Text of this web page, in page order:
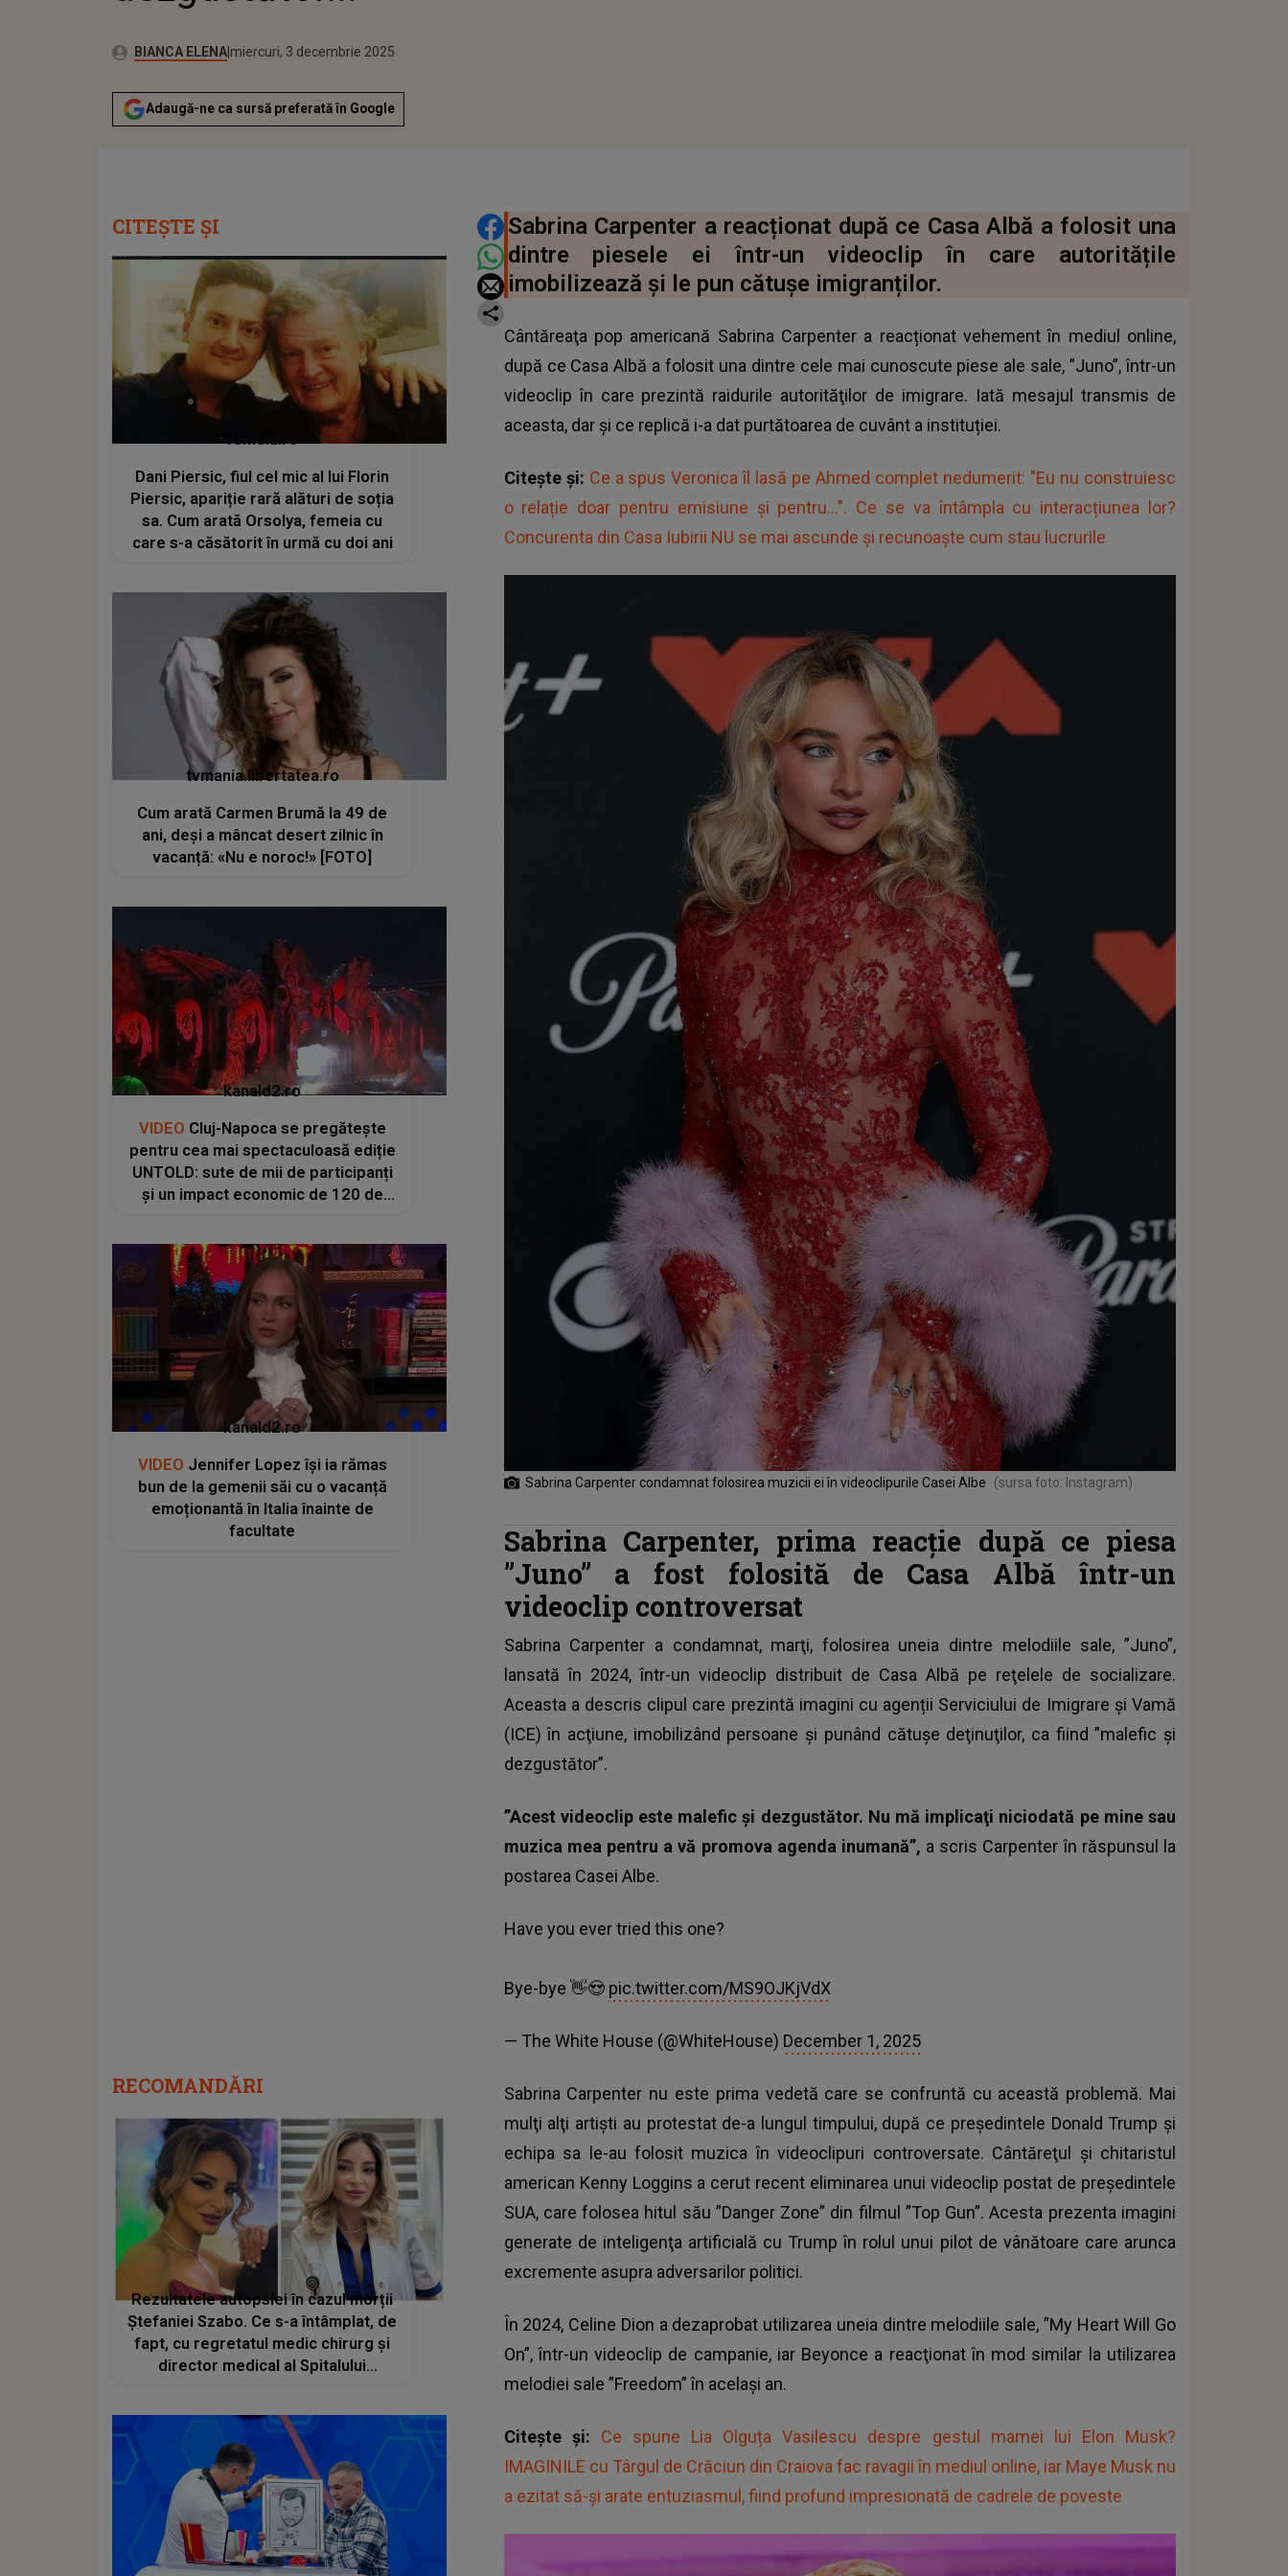
Autor:BIANCA ELENAPublicat:
miercuri, 3 decembrie 2025
Actualizat:
miercuri, 3 decembrie 2025
Adaugă-ne ca sursă preferată în Google
DISTRIBUIE ARTICOLUL
Sabrina Carpenter a reacționat după ce Casa Albă a folosit una
dintre piesele ei într-un videoclip în care autoritățile
imobilizează și le pun cătușe imigranților.
Cântăreaţa pop americană Sabrina Carpenter a reacționat vehement în mediul online,
după ce Casa Albă a folosit una dintre cele mai cunoscute piese ale sale, ”Juno”, într-un
videoclip în care prezintă raidurile autorităţilor de imigrare. Iată mesajul transmis de
aceasta, dar și ce replică i-a dat purtătoarea de cuvânt a instituției.
Citește și: Ce a spus Veronica îl lasă pe Ahmed complet nedumerit: "Eu nu construiesc
o relație doar pentru emisiune și pentru...". Ce se va întâmpla cu interacțiunea lor?
Concurenta din Casa Iubirii NU se mai ascunde și recunoaște cum stau lucrurile
Sabrina Carpenter condamnat folosirea muzicii ei în videoclipurile Casei Albe (sursa foto: Instagram)
Sabrina Carpenter, prima reacție după ce piesa
”Juno” a fost folosită de Casa Albă într-un
videoclip controversat
Sabrina Carpenter a condamnat, marţi, folosirea uneia dintre melodiile sale, ”Juno”,
lansată în 2024, într-un videoclip distribuit de Casa Albă pe reţelele de socializare.
Aceasta a descris clipul care prezintă imagini cu agenții Serviciului de Imigrare şi Vamă
(ICE) în acţiune, imobilizând persoane şi punând cătuşe deţinuţilor, ca fiind ”malefic şi
dezgustător”.
”Acest videoclip este malefic şi dezgustător. Nu mă implicaţi niciodată pe mine sau
muzica mea pentru a vă promova agenda inumană”, a scris Carpenter în răspunsul la
postarea Casei Albe.
Have you ever tried this one?
Bye-bye 👋😍 pic.twitter.com/MS9OJKjVdX
— The White House (@WhiteHouse) December 1, 2025
Sabrina Carpenter nu este prima vedetă care se confruntă cu această problemă. Mai
mulţi alţi artişti au protestat de-a lungul timpului, după ce preşedintele Donald Trump şi
echipa sa le-au folosit muzica în videoclipuri controversate. Cântăreţul şi chitaristul
american Kenny Loggins a cerut recent eliminarea unui videoclip postat de preşedintele
SUA, care folosea hitul său ”Danger Zone” din filmul ”Top Gun”. Acesta prezenta imagini
generate de inteligenţa artificială cu Trump în rolul unui pilot de vânătoare care arunca
excremente asupra adversarilor politici.
În 2024, Celine Dion a dezaprobat utilizarea uneia dintre melodiile sale, ”My Heart Will Go
On”, într-un videoclip de campanie, iar Beyonce a reacţionat în mod similar la utilizarea
melodiei sale ”Freedom” în acelaşi an.
Citește și: Ce spune Lia Olguța Vasilescu despre gestul mamei lui Elon Musk?
IMAGINILE cu Târgul de Crăciun din Craiova fac ravagii în mediul online, iar Maye Musk nu
a ezitat să-și arate entuziasmul, fiind profund impresionată de cadrele de poveste
CITEȘTE ȘI
femeia.ro
Dani Piersic, fiul cel mic al lui Florin
Piersic, apariție rară alături de soția
sa. Cum arată Orsolya, femeia cu
care s-a căsătorit în urmă cu doi ani
tvmania.libertatea.ro
Cum arată Carmen Brumă la 49 de
ani, deși a mâncat desert zilnic în
vacanță: «Nu e noroc!» [FOTO]
kanald2.ro
VIDEO Cluj-Napoca se pregătește
pentru cea mai spectaculoasă ediție
UNTOLD: sute de mii de participanți
și un impact economic de 120 de
kanald2.ro
VIDEO Jennifer Lopez își ia rămas
bun de la gemenii săi cu o vacanță
emoționantă în Italia înainte de
facultate
RECOMANDĂRI
Rezultatele autopsiei în cazul morții
Ștefaniei Szabo. Ce s-a întâmplat, de
fapt, cu regretatul medic chirurg și
director medical al Spitalului